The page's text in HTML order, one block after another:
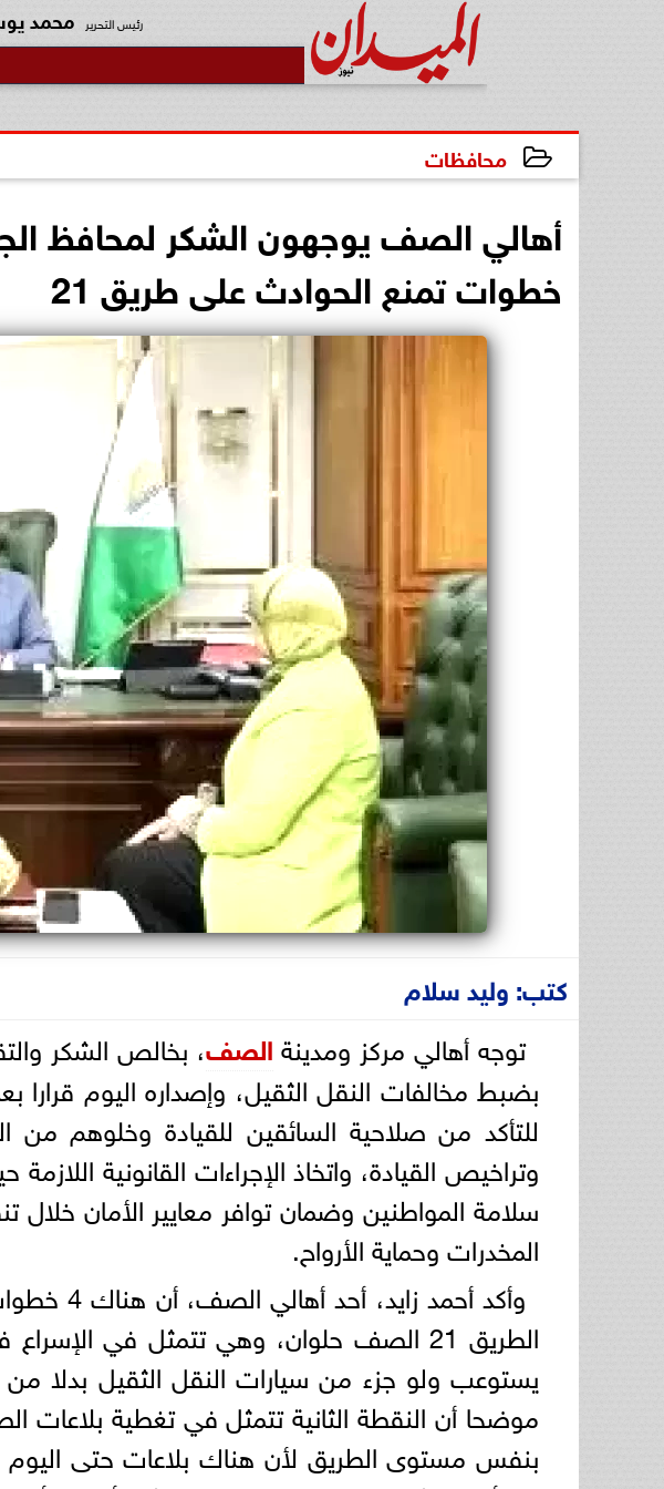
رئيس التحرير محمد
محافظات
خطوات تمنع الحوادث على طريق 21
كتب: وليد سلام
توجه أهالي مركز ومدينةالصف، بخالص الشكر
بضبط مخالفات النقل الثقيل، وإصداره اليوم
للتأكد من صلاحية السائقين للقيادة وخلوهم
وتراخيص القيادة، واتخاذ الإجراءات القانونية
سلامة المواطنين وضمان توافر معايير الأمان
المخدرات وحماية الأرواح.
وأكد
الطريق 21 الصف حلوان، وهي تتمثل في
يستوعب ولو جزء من سيارات النقل الثقيل بدلا من
بنفس مستوى الطريق لأن هناك بلاعات حتى اليوم